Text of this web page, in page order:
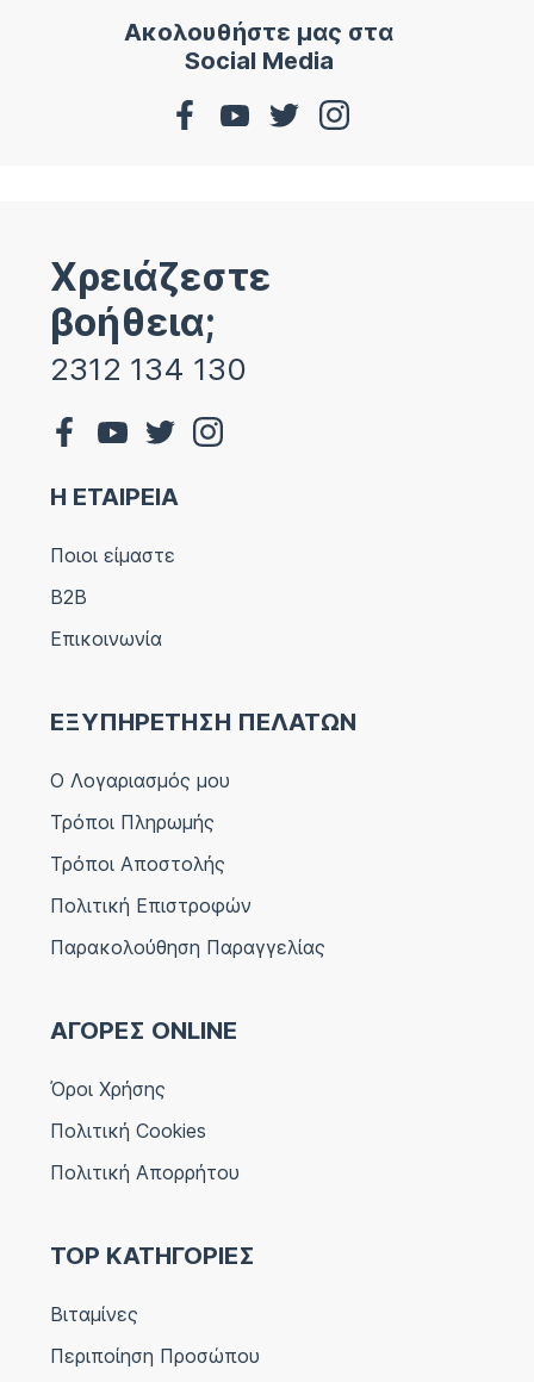
Ακολουθήστε μας στα
Social Media
Χρειάζεστε
βοήθεια;
2312 134 130
Η ΕΤΑΙΡΕΙΑ
Ποιοι είμαστε
B2B
Επικοινωνία
ΕΞΥΠΗΡΕΤΗΣΗ ΠΕΛΑΤΩΝ
Ο Λογαριασμός μου
Τρόποι Πληρωμής
Τρόποι Αποστολής
Πολιτική Επιστροφών
Παρακολούθηση Παραγγελίας
ΑΓΟΡΕΣ ONLINE
Όροι Χρήσης
Πολιτική Cookies
Πολιτική Απορρήτου
TOP ΚΑΤΗΓΟΡΙΕΣ
Βιταμίνες
Περιποίηση Προσώπου